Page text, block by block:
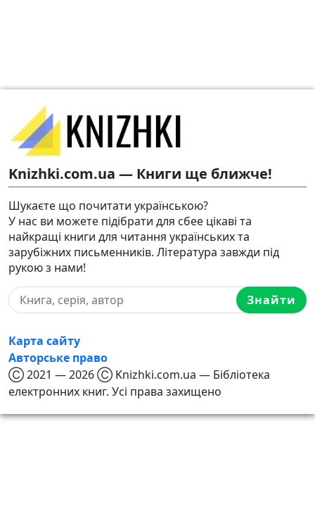
Knizhki.com.ua — Книги ще ближче!
Шукаєте що почитати українською?
У нас ви можете підібрати для сбее цікаві та
найкращі книги для читання українських та
зарубіжних письменників. Література завжди під
рукою з нами!
Знайти
Карта сайту
Авторське право
Ⓒ 2021 — 2026 Ⓒ Knizhki.com.ua — Бібліотека
електронних книг. Усі права захищено